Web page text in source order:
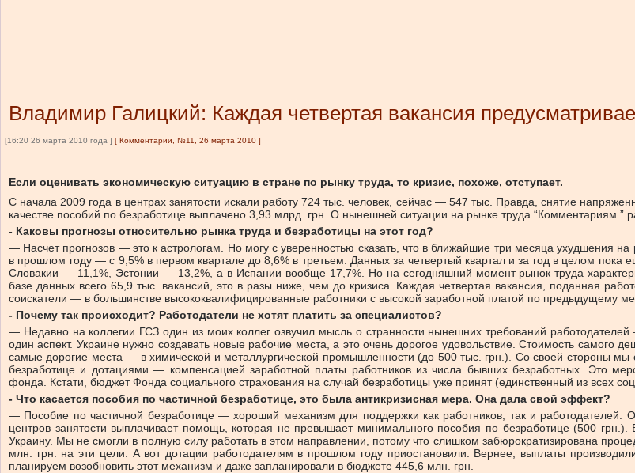
Владимир Галицкий: Каждая четвертая вакансия
[16:20 26 марта 2010 года ] [ Комментарии, №11, 26 марта 2010 ]
Если оценивать экономическую ситуацию в стране по рынку труда, то кризис, похоже, отступает.
С начала 2009 года в центрах занятости искали работу 724 тыс. человек, сейчас — 547 тыс. Правда, снятие
качестве пособий по безработице выплачено 3,93 млрд. грн. О нынешней ситуации на рынке труда “Комментариям ”
- Каковы прогнозы относительно рынка труда и безработицы на этот год?
— Насчет прогнозов — это к астрологам. Но могу с уверенностью сказать, что в ближайшие три месяца ухудшения
в прошлом году — с 9,5% в первом квартале до 8,6% в третьем. Данных за четвертый квартал и за год в целом
Словакии — 11,1%, Эстонии — 13,2%, а в Испании вообще 17,7%. Но на сегодняшний момент рынок труда
базе данных всего 65,9 тыс. вакансий, это в разы ниже, чем до кризиса. Каждая четвертая вакансия, поданная
соискатели — в большинстве высококвалифицированные работники с высокой заработной платой по предыдущему
- Почему так происходит? Работодатели не хотят платить за специалистов?
— Недавно на коллегии ГСЗ один из моих коллег озвучил мысль о странности нынешних требований
один аспект. Украине нужно создавать новые рабочие места, а это очень дорогое удовольствие. Стоимость самого
самые дорогие места — в химической и металлургической промышленности (до 500 тыс. грн.). Со своей стороны мы
безработице и дотациями — компенсацией заработной платы работников из числа бывших безработных. Это
фонда. Кстати, бюджет Фонда социального страхования на случай безработицы уже принят (единственный из всех
- Что касается пособия по частичной безработице, это была антикризисная мера. Она дала свой эффект?
— Пособие по частичной безработице — хороший механизм для поддержки как работников, так и работодателей.
центров занятости выплачивает помощь, которая не превышает минимального пособия по безработице (500
Украину. Мы не смогли в полную силу работать в этом направлении, потому что слишком забюрократизирована
млн. грн. на эти цели. А вот дотации работодателям в прошлом году приостановили. Вернее, выплаты
планируем возобновить этот механизм и даже запланировали в бюджете 445,6 млн. грн.